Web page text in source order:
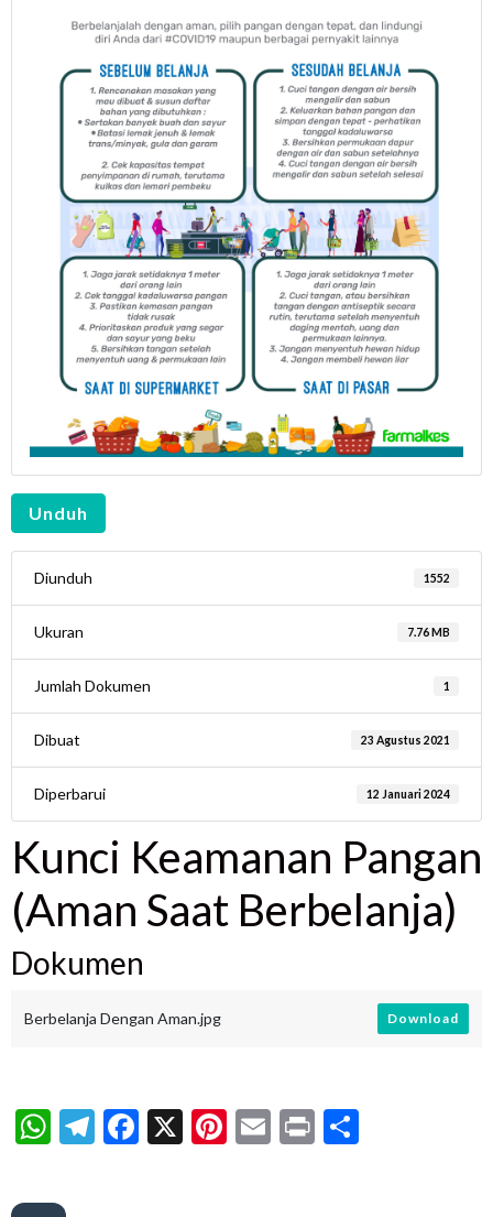
Unduh
Diunduh 1552
Ukuran 7.76 MB
Jumlah Dokumen 1
Dibuat 23 Agustus 2021
Diperbarui 12 Januari 2024
Kunci Keamanan Pangan
(Aman Saat Berbelanja)
Dokumen
Berbelanja Dengan Aman.jpg Download
WhatsApp
Telegram
Facebook
X Pinterest
Email
Print